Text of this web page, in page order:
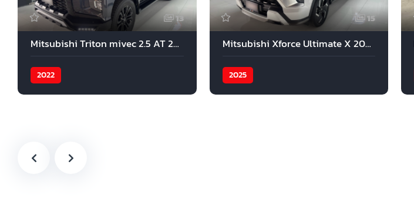
13
Mitsubishi Triton mivec 2.5 AT 2022
2022
15
Mitsubishi Xforce Ultimate X 2025
2025